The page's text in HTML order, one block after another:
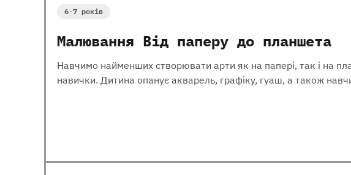
6-7 років
Малювання Від паперу до планшета
Навчимо найменших створювати арти як на папері, так і на
навички. Дитина опанує акварель, графіку, гуаш, а також